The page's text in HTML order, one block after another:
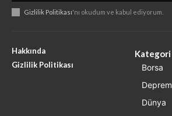
Gizlilik Politikası'nı okudum ve kabul ediyorum.
Hakkında
Gizlilik Politikası
Kategori
Borsa
Deprem
Dünya